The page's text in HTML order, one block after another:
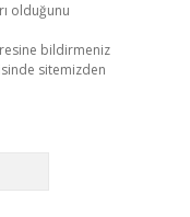
olduğunu
bildirmeniz
sitemizden